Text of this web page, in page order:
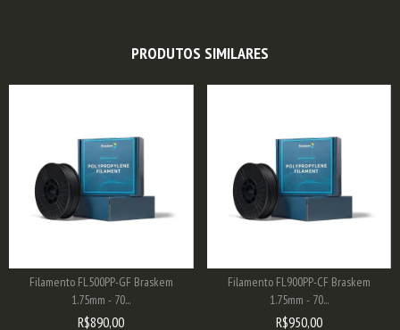
PRODUTOS SIMILARES
Filamento FL500PP-GF Braskem
1.75mm - 70...
R$890,00
Filamento FL900PP-CF Braskem
1.75mm - 70...
R$950,00